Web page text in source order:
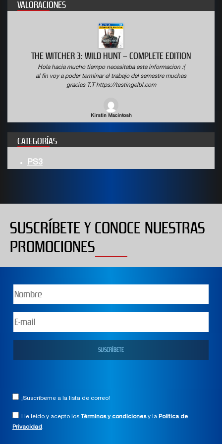
VALORACIONES
THE WITCHER 3: WILD HUNT – COMPLETE EDITION
Hola hacia mucho tiempo necesitaba esta informacion :(
al fin voy a poder terminar el trabajo del semestre muchas
gracias T.T https://testingelbl.com
Kirstin Macintosh
CATEGORÍAS
PS3
SUSCRÍBETE Y CONOCE NUESTRAS
PROMOCIONES
¡Suscríbeme a la lista de correo!
He leído y acepto los Términos y condicionesy la Política de
Privacidad.